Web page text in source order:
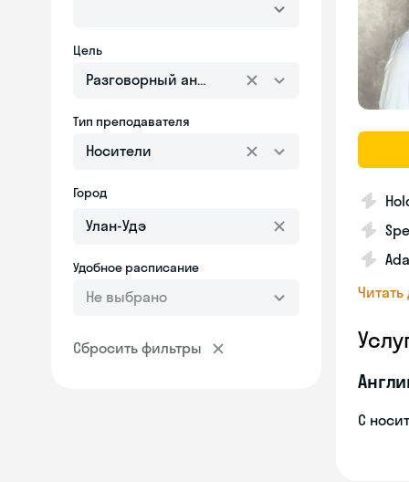
Цель
Разговорный английский
Тип преподавателя
Носители
Город
Удобное расписание
Не выбрано
Сбросить фильтры
С